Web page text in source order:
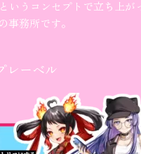
いうコンセプトで立ち上が
務所です。
レーベル